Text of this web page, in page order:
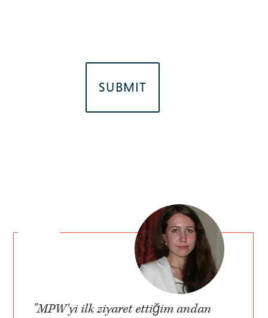
"MPW'yi ilk ziyaret ettiğim andan